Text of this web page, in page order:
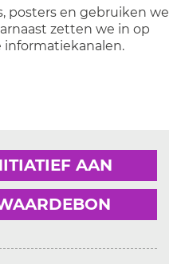
posters en gebruiken we
zetten we in op
informatiekanalen.
AAN